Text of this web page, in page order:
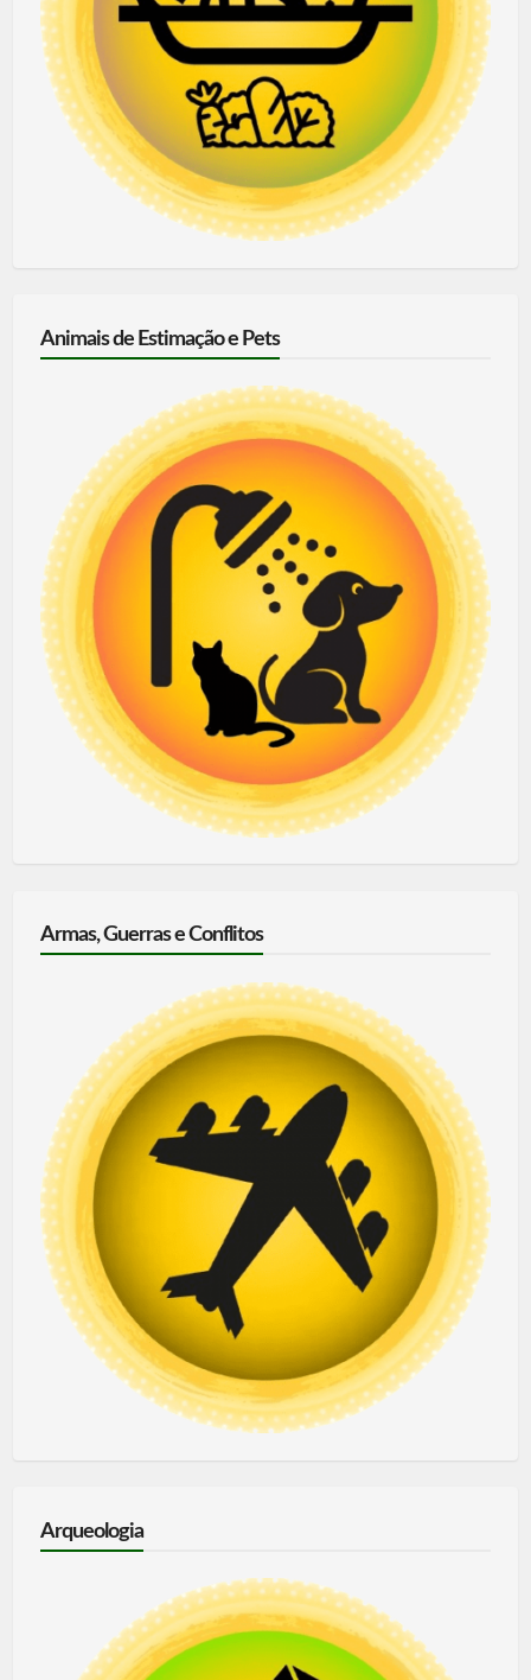
Animais de Estimação e Pets
Armas, Guerras e Conflitos
Arqueologia